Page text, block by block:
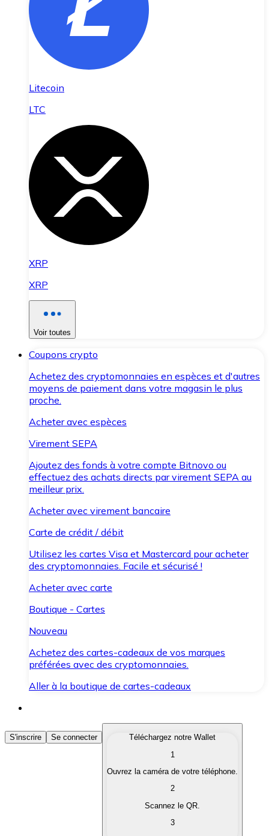
Litecoin
LTC
XRP
XRP
Voir toutes
Coupons crypto
Achetez des cryptomonnaies en espèces et d'autres
moyens de paiement dans votre magasin le plus
proche.
Acheter avec espèces
Virement SEPA
Ajoutez des fonds à votre compte Bitnovo ou
effectuez des achats directs par virement SEPA au
meilleur prix.
Acheter avec virement bancaire
Carte de crédit / débit
Utilisez les cartes Visa et Mastercard pour acheter
des cryptomonnaies. Facile et sécurisé !
Acheter avec carte
Boutique - Cartes
Nouveau
Achetez des cartes-cadeaux de vos marques
préférées avec des cryptomonnaies.
Aller à la boutique de cartes-cadeaux
Acheter des Cryptomonnaies
Achetez les cryptomonnaies qui vous intéressent
Convertissez vos cryptomonnaies en monnaie
S'inscrire Se connecter
Téléchargez notre Wallet
1
Ouvrez la caméra de votre téléphone.
2
Scannez le QR.
3